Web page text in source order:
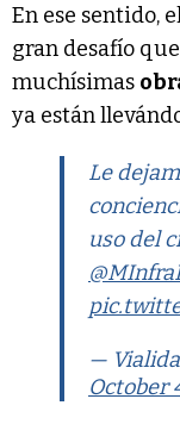
En ese sentido,
gran desafío
muchísimas
ya están
Le
uso del
—
October